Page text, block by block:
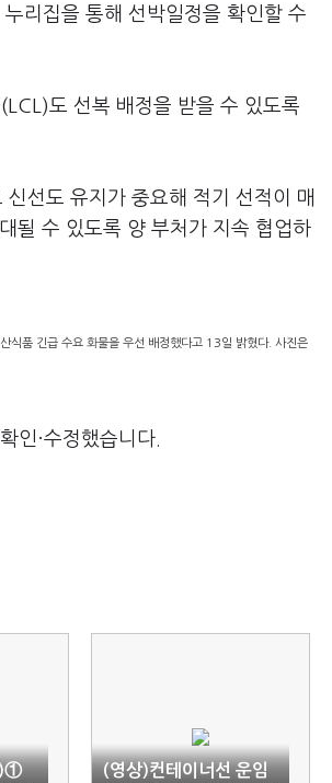
리집을 통해 선박일정을 확인할 수
도 선복 배정을 받을 수 있도록
선도 유지가 중요해 적기 선적이 매
될 수 있도록 양 부처가 지속 협업하
식품 긴급 수요 화물을 우선 배정했다고 13일 밝혔다. 사진은
인·수정했습니다.
)①
(영상)컨테이너선 운임